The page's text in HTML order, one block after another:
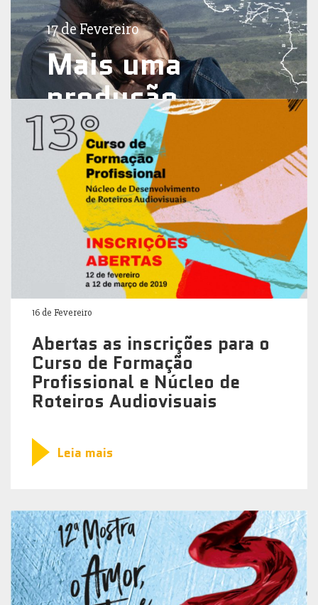
17 de Fevereiro
Mais uma
produção
de Goiás
estreia nas
salas de
cinema
Leia mais
16 de Fevereiro
Abertas as inscrições para o
Curso de Formação
Profissional e Núcleo de
Roteiros Audiovisuais
Leia mais